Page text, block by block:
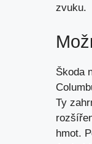
zvuku.
Škoda
Ty
hmot.